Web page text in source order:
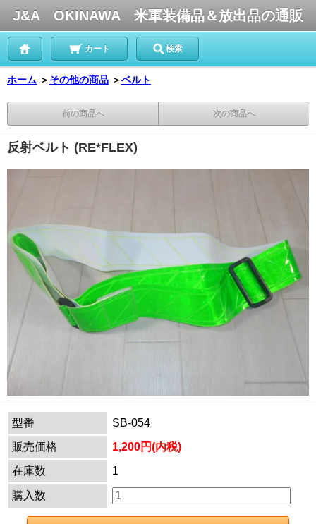
J&A OKINAWA 米軍装備品＆放出品の通販
カート 検索
ホーム ＞ その他の商品 ＞ベルト
前の商品へ 次の商品へ
反射ベルト (RE*FLEX)
型番
SB-054
販売価格
1,200円(内税)
在庫数
1
購入数